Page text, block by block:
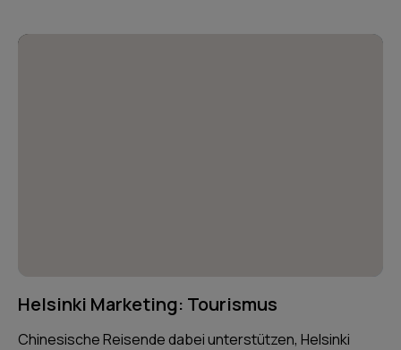
Helsinki Marketing: Tourismus
Chinesische Reisende dabei unterstützen, Helsinki